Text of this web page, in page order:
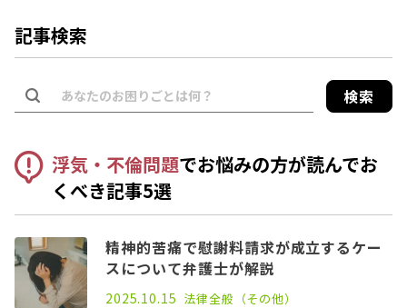
記事検索
検索
浮気・不倫問題でお悩みの方が読んでお
くべき記事5選
精神的苦痛で慰謝料請求が成立するケー
スについて弁護士が解説
2021.03.17
2025.10.15 法律全般（その他）